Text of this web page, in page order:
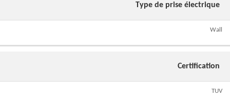
Type de prise électrique
Wall
Certification
TUV